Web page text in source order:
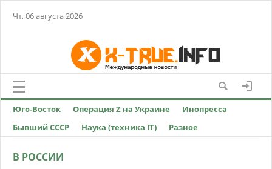
Чт, 06 августа 2026
Юго-Восток Операция Z на Украине
Инопресса
Бывший СССР
Наука (техника IT) Разное
В РОССИИ